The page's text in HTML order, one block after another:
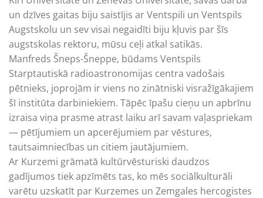
un dzīves gaitas biju saistījis ar Ventspili un Ventspils
Augstskolu un sev visai negaidīti biju kļuvis par šīs
augstskolas rektoru, mūsu ceļi atkal satikās.
Manfreds Šneps-Šneppe, būdams Ventspils
Starptautiskā radioastronomijas centra vadošais
pētnieks, joprojām ir viens no zinātniski visražīgākajiem
šī institūta darbiniekiem. Tāpēc īpašu cieņu un apbrīnu
izraisa viņa prasme atrast laiku arī savam vaļaspriekam
— pētījumiem un apcerējumiem par vēstures,
tautsaimniecības un citiem jautājumiem.
Ar Kurzemi grāmatā kultūrvēsturiski daudzos
gadījumos tiek apzīmēts tas, ko mēs sociālkulturāli
varētu uzskatīt par Kurzemes un Zemgales hercogistes